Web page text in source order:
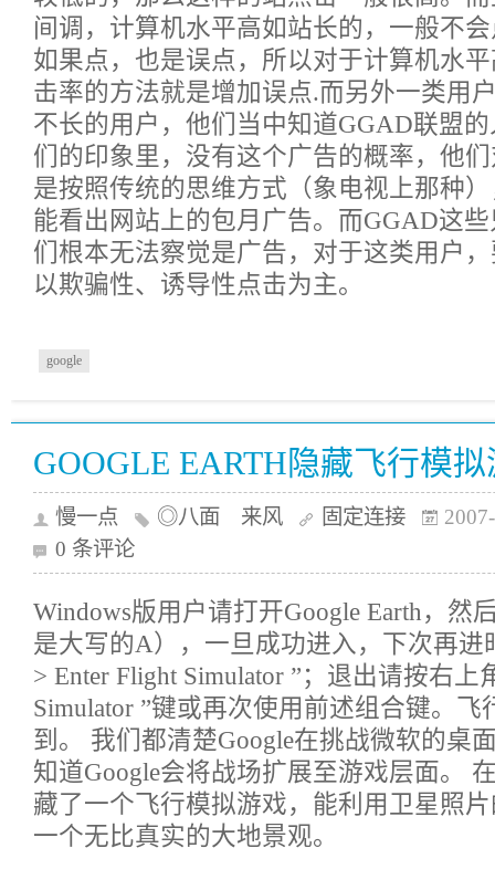
间调，计算机水平高如站长的，一般不
如果点，也是误点，所以对于计算机水
击率的方法就是增加误点.而另外一类用
不长的用户，他们当中知道GGAD联盟
们的印象里，没有这个广告的概率，他
是按照传统的思维方式（象电视上那种
能看出网站上的包月广告。而GGAD这
们根本无法察觉是广告，对于这类用户
以欺骗性、诱导性点击为主。
google
GOOGLE EARTH隐藏飞行模
慢一点 ◎八面 来风 固定连接
0 条评论
Windows版用户请打开Google Earth，然
是大写的A），一旦成功进入，下次再进
> Enter Flight Simulator ”；退出请按右上
Simulator ”键或再次使用前述组合键。飞
到。 我们都清楚Google在挑战微软的桌
知道Google会将战场扩展至游戏层面。
藏了一个飞行模拟游戏，能利用卫星照
一个无比真实的大地景观。